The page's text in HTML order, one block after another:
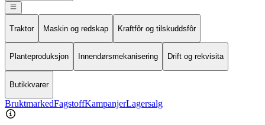
Traktor Maskin og redskap Kraftfôr og tilskuddsfôr
Planteproduksjon Innendørsmekanisering Drift og rekvisita
Butikkvarer
BruktmarkedFagstoffKampanjerLagersalg